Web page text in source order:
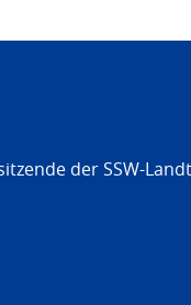
der SSW-